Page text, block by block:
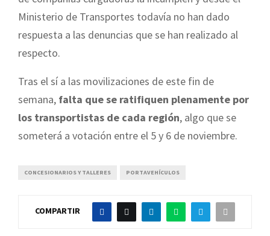
Ministerio de Transportes todavía no han dado
respuesta a las denuncias que se han realizado al
respecto.
Tras el sí a las movilizaciones de este fin de
semana, falta que se ratifiquen plenamente por
los transportistas de cada región, algo que se
someterá a votación entre el 5 y 6 de noviembre.
CONCESIONARIOS Y TALLERES PORTAVEHÍCULOS
COMPARTIR